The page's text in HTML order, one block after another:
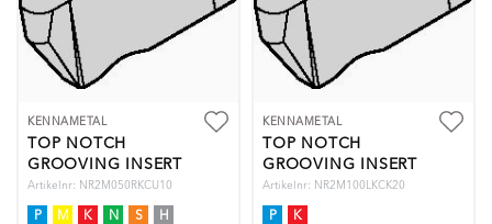
KENNAMETAL
TOP NOTCH
GROOVING INSERT
Artikelnr: NR2M050RKCU10
P M K N S H
KENNAMETAL
TOP NOTCH
GROOVING INSERT
Artikelnr: NR2M100LKCK20
P K